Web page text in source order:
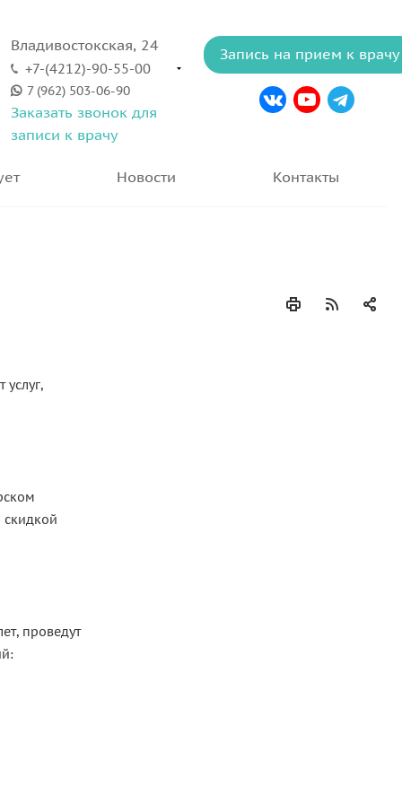
Запись на прием к врачу
Владивостокская, 24
+7-(4212)-90-55-00
7 (962) 503-06-90
Заказать звонок для
записи к врачу
Новости Контакты
скидкой
проведут